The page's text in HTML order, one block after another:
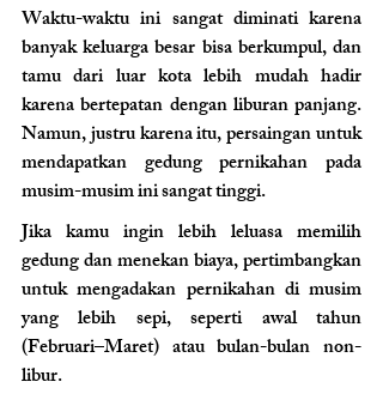
Waktu-waktu ini sangat diminati karena
banyak keluarga besar bisa berkumpul, dan
tamu dari luar kota lebih mudah hadir
karena bertepatan dengan liburan panjang.
Namun, justru karena itu, persaingan untuk
mendapatkan gedung pernikahan pada
musim-musim ini sangat tinggi.
Jika kamu ingin lebih leluasa memilih
gedung dan menekan biaya, pertimbangkan
untuk mengadakan pernikahan di musim
yang lebih sepi, seperti awal tahun
(Februari–Maret) atau bulan-bulan non-
libur.